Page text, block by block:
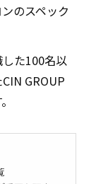
のスペック
た100名以
GROUP